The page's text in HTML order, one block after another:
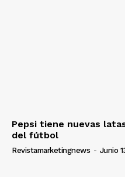
Pepsi tiene nuevas
del fútbol
Revistamarketingnews - Junio